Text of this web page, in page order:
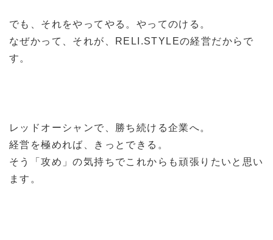
でも、それをやってやる。やってのける。
なぜかって、それが、RELI.STYLEの経営だからで
す。
レッドオーシャンで、勝ち続ける企業へ。
経営を極めれば、きっとできる。
そう「攻め」の気持ちでこれからも頑張りたいと思い
ます。